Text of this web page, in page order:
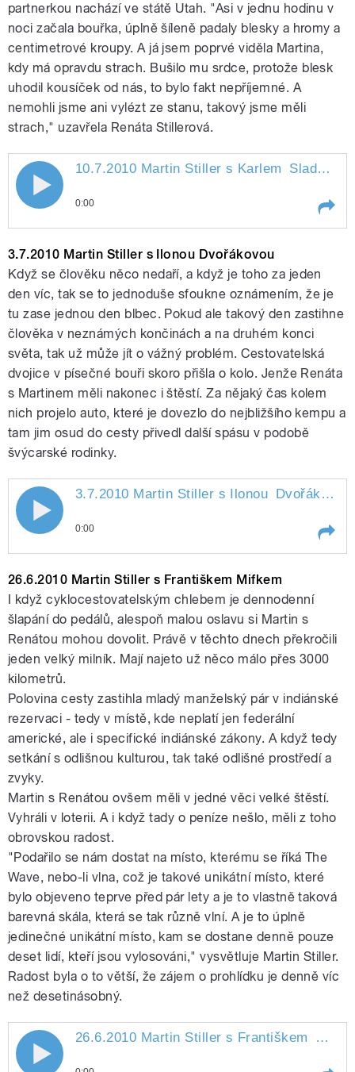
pause
partnerkou nachází ve státě Utah. "Asi v jednu hodinu v
noci začala bouřka, úplně šíleně padaly blesky a hromy a
centimetrové kroupy. A já jsem poprvé viděla Martina,
kdy má opravdu strach. Bušilo mu srdce, protože blesk
uhodil kousíček od nás, to bylo fakt nepříjemné. A
nemohli jsme ani vylézt ze stanu, takový jsme měli
strach," uzavřela Renáta Stillerová.
10.7.2010 Martin Stiller s Karlem
Sladkým
pause
10.7.2010 Martin Stiller s Karlem Sladkým
0:00
3.7.2010 Martin Stiller s Ilonou Dvořákovou
Když se člověku něco nedaří, a když je toho za jeden
den víc, tak se to jednoduše sfoukne oznámením, že je
tu zase jednou den blbec. Pokud ale takový den zastihne
člověka v neznámých končinách a na druhém konci
světa, tak už může jít o vážný problém. Cestovatelská
dvojice v písečné bouři skoro přišla o kolo. Jenže Renáta
s Martinem měli nakonec i štěstí. Za nějaký čas kolem
nich projelo auto, které je dovezlo do nejbližšího kempu a
tam jim osud do cesty přivedl další spásu v podobě
švýcarské rodinky.
3.7.2010 Martin Stiller s Ilonou
Dvořákovou
pause
3.7.2010 Martin Stiller s Ilonou Dvořákovou
0:00
26.6.2010 Martin Stiller s Františkem Mifkem
I když cyklocestovatelským chlebem je dennodenní
šlapání do pedálů, alespoň malou oslavu si Martin s
Renátou mohou dovolit. Právě v těchto dnech překročili
jeden velký milník. Mají najeto už něco málo přes 3000
kilometrů.
Polovina cesty zastihla mladý manželský pár v indiánské
rezervaci - tedy v místě, kde neplatí jen federální
americké, ale i specifické indiánské zákony. A když tedy
setkání s odlišnou kulturou, tak také odlišné prostředí a
zvyky.
Martin s Renátou ovšem měli v jedné věci velké štěstí.
Vyhráli v loterii. A i když tady o peníze nešlo, měli z toho
obrovskou radost.
"Podařilo se nám dostat na místo, kterému se říká The
Wave, nebo-li vlna, což je takové unikátní místo, které
bylo objeveno teprve před pár lety a je to vlastně taková
barevná skála, která se tak různě vlní. A je to úplně
jedinečné unikátní místo, kam se dostane denně pouze
deset lidí, kteří jsou vylosováni," vysvětluje Martin Stiller.
Radost byla o to větší, že zájem o prohlídku je denně víc
než desetinásobný.
26.6.2010 Martin Stiller s Františkem
26.6.2010 Martin Stiller s Františkem